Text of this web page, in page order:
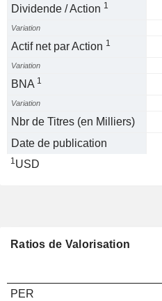
Dividende / Action 1
Variation
Actif net par Action 1
Variation
BNA 1
Variation
Nbr de Titres (en Milliers)
Date de publication
1USD
Ratios de Valorisation
PER